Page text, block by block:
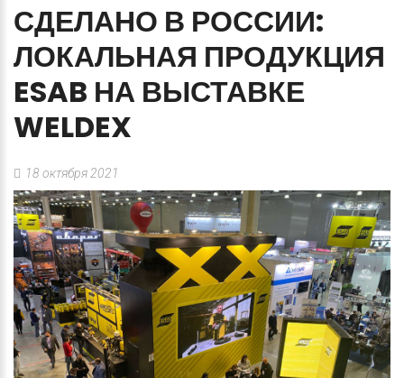
СДЕЛАНО В РОССИИ:
ЛОКАЛЬНАЯ ПРОДУКЦИЯ
ESAB НА ВЫСТАВКЕ
WELDEX
18 октября 2021